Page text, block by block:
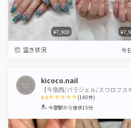
¥7,900
空き状況 今
kicoco.nail
【今宿西/パラジェル/スワロフス
4.9
1 2 3 4 5
(140件)
今宿駅から徒歩15分